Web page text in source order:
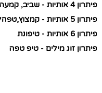
פיתרון 4 אותיות - שביב, קמעה, קורט, נימה, מצער,טיפה
פיתרון 5 אותיות - קמצוץ,טפהלה
פיתרון 6 אותיות - טיפונת
פיתרון זוג מילים - טיפ טפה